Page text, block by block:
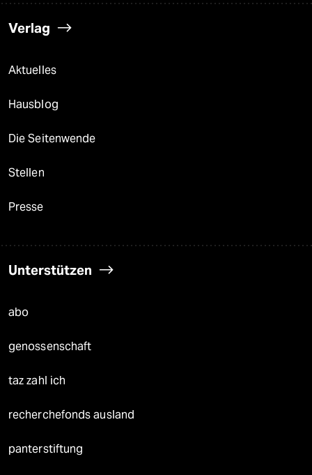
Verlag
Aktuelles
Hausblog
Die Seitenwende
Stellen
Presse
Unterstützen
abo
genossenschaft
taz zahl ich
recherchefonds ausland
panterstiftung